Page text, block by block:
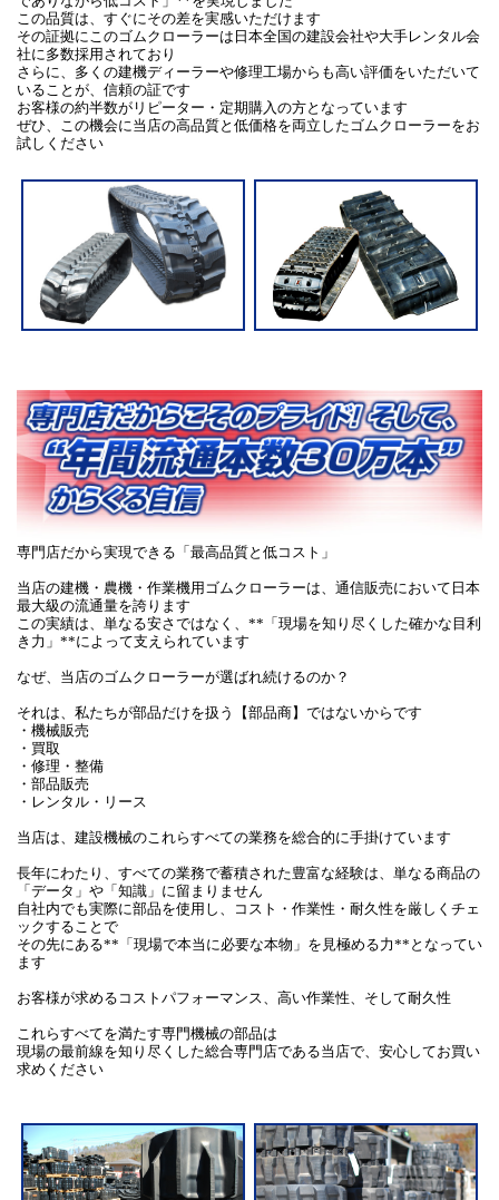
この品質は、すぐにその差を実感いただけます
その証拠にこのゴムクローラーは日本全国の建設会社や大手レンタル会
社に多数採用されており
さらに、多くの建機ディーラーや修理工場からも高い評価をいただいて
いることが、信頼の証です
お客様の約半数がリピーター・定期購入の方となっています
ぜひ、この機会に当店の高品質と低価格を両立したゴムクローラーをお
試しください
専門店だから実現できる「最高品質と低コスト」
当店の建機・農機・作業機用ゴムクローラーは、通信販売において日本
最大級の流通量を誇ります
この実績は、単なる安さではなく、**「現場を知り尽くした確かな目利
き力」**によって支えられています
なぜ、当店のゴムクローラーが選ばれ続けるのか？
それは、私たちが部品だけを扱う【部品商】ではないからです
・機械販売
・買取
・修理・整備
・部品販売
・レンタル・リース
当店は、建設機械のこれらすべての業務を総合的に手掛けています
長年にわたり、すべての業務で蓄積された豊富な経験は、単なる商品の
「データ」や「知識」に留まりません
自社内でも実際に部品を使用し、コスト・作業性・耐久性を厳しくチェ
ックすることで
その先にある**「現場で本当に必要な本物」を見極める力**となってい
ます
お客様が求めるコストパフォーマンス、高い作業性、そして耐久性
これらすべてを満たす専門機械の部品は
現場の最前線を知り尽くした総合専門店である当店で、安心してお買い
求めください